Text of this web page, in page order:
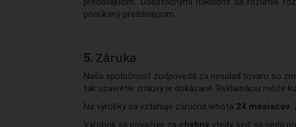
ponúkaný predávajúcim.
Záruka
Naša spoločnosť zodpovedá za nesúlad tovaru so
tak uzavretie zmluvy je dokázané. Reklamáciu môže
Na výrobky sa vzťahuje záručná lehota 24 mesiacov.
Výrobok sa považuje za chybný vtedy, keď sa nedá